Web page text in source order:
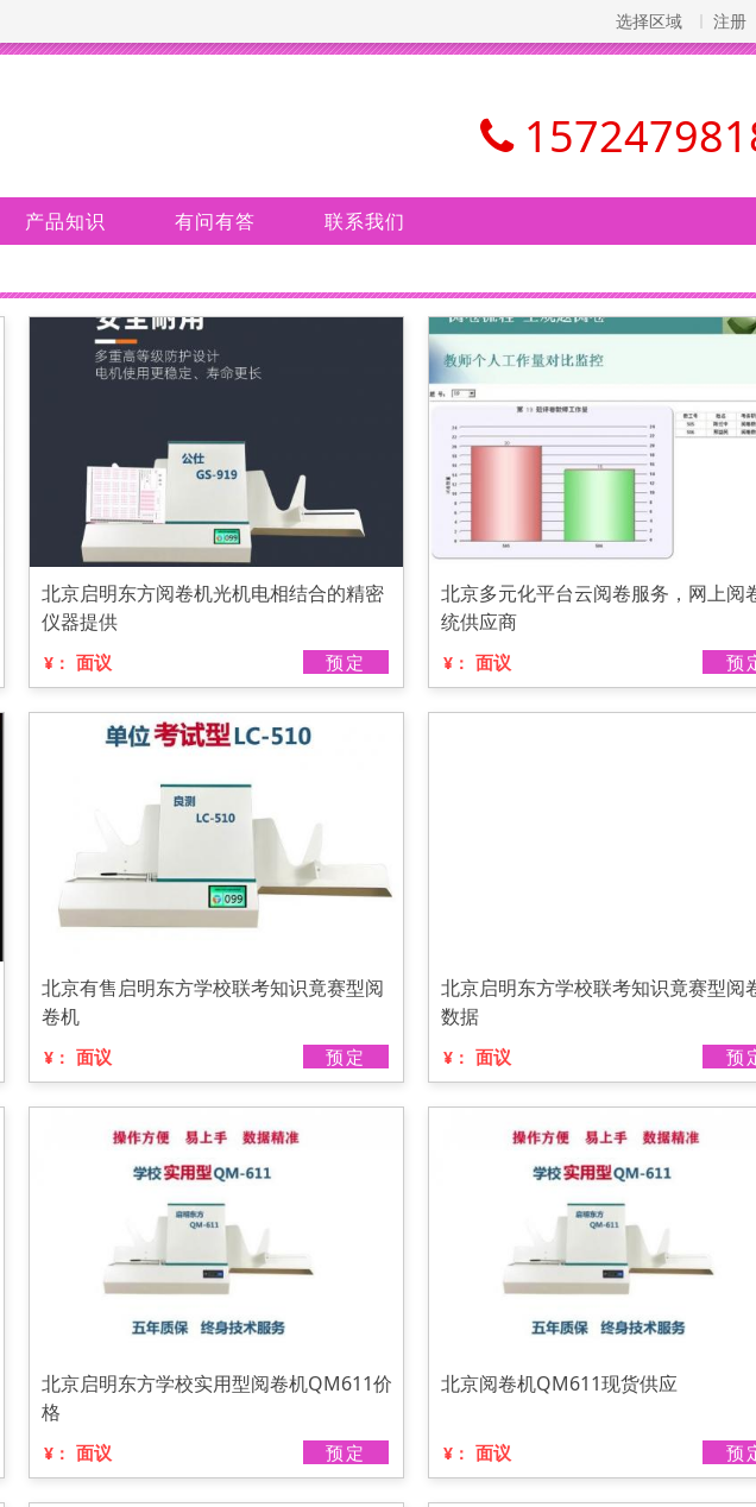
选择区域 注册
产品知识 有问有答 联系我们
北京启明东方阅卷机光机电相结合的精密
仪器提供
¥： 面议 预定
北京多元化平台云阅卷服务，网上阅
统供应商
¥： 面议 预
北京有售启明东方学校联考知识竟赛型阅
卷机
¥： 面议 预定
北京启明东方学校联考知识竟赛型阅
数据
¥： 面议 预
北京启明东方学校实用型阅卷机QM611价
格
¥： 面议 预定
北京阅卷机QM611现货供应
¥： 面议 预